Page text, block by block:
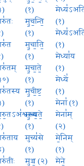
(१)
मु॒च॒न्ति॒
(१)
मु॒चा॒ति॒
(१)
मु॒चा॒ते॒
(१)
मु॒ची॒ष्ट॒
(१)
मु॒च्य॒ते॒
(१)
मुच्य॑से
(१)
मु॒ञ्च॒ (२)
(१)
(१)
मेध्या॑य
(१)
मेध्ये॑
(१)
मेना॑ (१)
मेना॑म्
(२)
मे॒निम्
(१)
मेने॒